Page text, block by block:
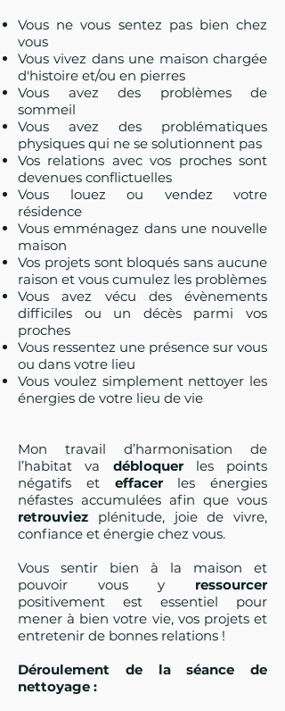
Vous ne vous sentez pas bien chez
vous
Vous vivez dans une maison chargée
d'histoire et/ou en pierres
Vous avez des problèmes de
sommeil
Vous avez des problématiques
physiques qui ne se solutionnent pas
Vos relations avec vos proches sont
devenues conflictuelles
Vous louez ou vendez votre
résidence
Vous emménagez dans une nouvelle
maison
Vos projets sont bloqués sans aucune
raison et vous cumulez les problèmes
Vous avez vécu des évènements
difficiles ou un décès parmi vos
proches
Vous ressentez une présence sur vous
ou dans votre lieu
Vous voulez simplement nettoyer les
énergies de votre lieu de vie
Mon travail d’harmonisation de
l’habitat va débloquer les points
négatifs et effacer les énergies
néfastes accumulées afin que vous
retrouviez plénitude, joie de vivre,
confiance et énergie chez vous.
Vous sentir bien à la maison et
pouvoir vous y ressourcer
positivement est essentiel pour
mener à bien votre vie, vos projets et
entretenir de bonnes relations !
Déroulement de la séance de
nettoyage :